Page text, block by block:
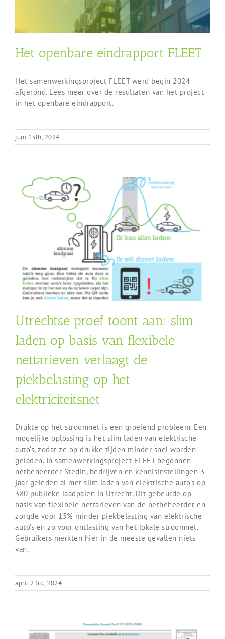
Het openbare eindrapport FLEET
Het samenwerkingsproject FLEET werd begin 2024
afgerond. Lees meer over de resultaten van het project
in het openbare eindrapport.
juni 13th, 2024
Utrechtse proef toont aan: slim
laden op basis van flexibele
nettarieven verlaagt de
piekbelasting op het
elektriciteitsnet
Drukte op het stroomnet is een groeiend probleem. Een
mogelijke oplossing is het slim laden van elektrische
auto’s, zodat ze op drukke tijden minder snel worden
geladen. In samenwerkingsproject FLEET begonnen
netbeheerder Stedin, bedrijven en kennisinstellingen 3
jaar geleden al met slim laden van elektrische auto’s op
380 publieke laadpalen in Utrecht. Dit gebeurde op
basis van flexibele nettarieven van de netbeheerder en
zorgde voor 15% minder piekbelasting van elektrische
auto’s en zo voor ontlasting van het lokale stroomnet.
Gebruikers merkten hier in de meeste gevallen niets
van.
april 23rd, 2024